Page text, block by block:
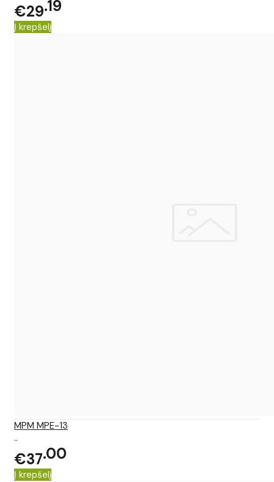
€29 19
Į krepšelį
MPM MPE-13
..
€37 00
Į krepšelį